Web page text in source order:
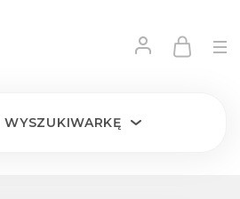
WYSZUKIWARKĘ